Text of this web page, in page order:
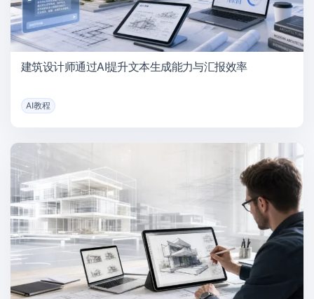
建筑设计师通过AI提升文本生成能力与汇报效率
AI教程